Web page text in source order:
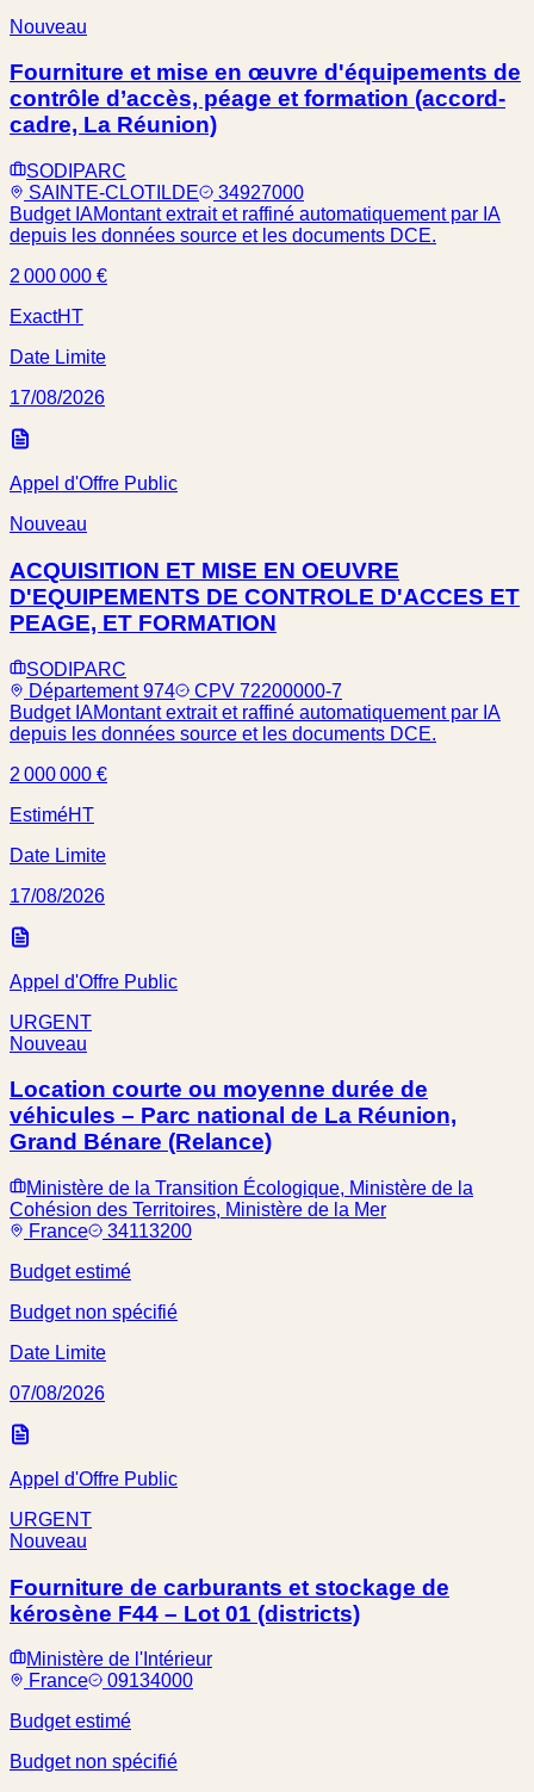
Nouveau
Fourniture et mise en œuvre d'équipements de
contrôle d’accès, péage et formation (accord-
cadre, La Réunion)
SODIPARC
SAINTE-CLOTILDE
34927000
Budget IAMontant extrait et raffiné automatiquement par IA
depuis les données source et les documents DCE.
2 000 000 €
ExactHT
Date Limite
17/08/2026
Appel d'Offre Public
Nouveau
ACQUISITION ET MISE EN OEUVRE
D'EQUIPEMENTS DE CONTROLE D'ACCES ET
PEAGE, ET FORMATION
SODIPARC
Département 974
CPV 72200000-7
Budget IAMontant extrait et raffiné automatiquement par IA
depuis les données source et les documents DCE.
2 000 000 €
EstiméHT
Date Limite
17/08/2026
Appel d'Offre Public
URGENT
Nouveau
Location courte ou moyenne durée de
véhicules – Parc national de La Réunion,
Grand Bénare (Relance)
Ministère de la Transition Écologique, Ministère de la
Cohésion des Territoires, Ministère de la Mer
France
34113200
Budget estimé
Budget non spécifié
Date Limite
07/08/2026
Appel d'Offre Public
URGENT
Nouveau
Fourniture de carburants et stockage de
kérosène F44 – Lot 01 (districts)
Ministère de l'Intérieur
France
09134000
Budget estimé
Budget non spécifié